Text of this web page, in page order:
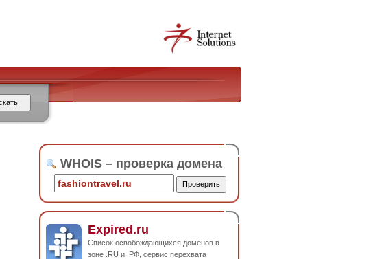
WHOIS – проверка домена
Expired.ru
Список освобождающихся доменов в
зоне .RU и .РФ, сервис перехвата